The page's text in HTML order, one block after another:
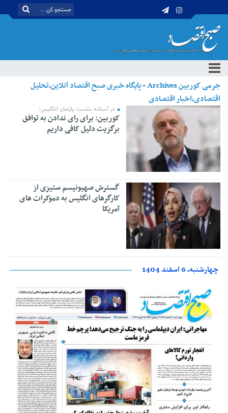
جرمی کوربین Archives - پایگاه خبری صبح اقتصاد آنلاین،تحلیل
اقتصادی،اخبار اقتصادی
در آستانه نشست پارلمان انگلیس؛
کوربین: برای رای ندادن به توافق
برگزیت دلیل کافی داریم
گسترش صهیونیسم ستیزی از
کارگرهای انگلیس به دموکرات های
آمریکا
چهارشنبه، 6 اسفند 1404